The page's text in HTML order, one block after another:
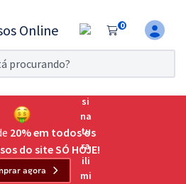
0
por 7 dias!
para o Exame da
20% em todos os
do site SÓ HOJE!
agora